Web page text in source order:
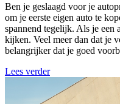
Ben je geslaagd voor je
om je eerste eigen auto te
spannend tegelijk. Als je
kijken. Veel meer dan dat je
belangrijker dat je goed
Lees verder